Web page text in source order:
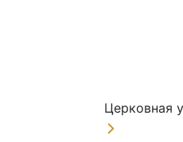
Церковная